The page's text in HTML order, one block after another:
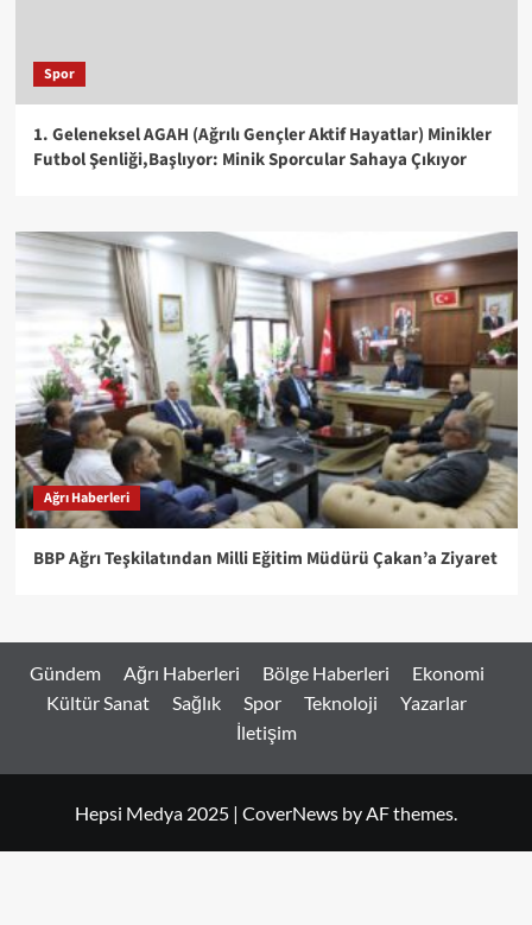
Spor
1. Geleneksel AGAH (Ağrılı Gençler Aktif Hayatlar) Minikler
Futbol Şenliği,Başlıyor: Minik Sporcular Sahaya Çıkıyor
Ağrı Haberleri
BBP Ağrı Teşkilatından Milli Eğitim Müdürü Çakan’a Ziyaret
Gündem Ağrı Haberleri Bölge Haberleri
Ekonomi
Kültür Sanat
Sağlık Spor Teknoloji
Yazarlar
İletişim
Hepsi Medya 2025 | CoverNews by AF themes.